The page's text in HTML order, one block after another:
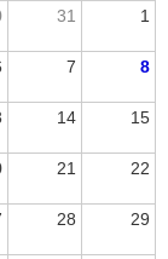
31 1
7 8
14 15
21 22
28 29